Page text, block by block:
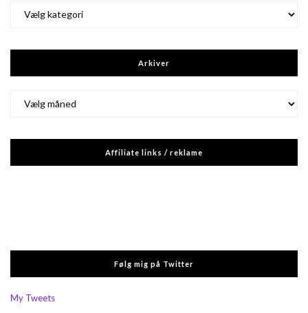
Arkiver
Affiliate links / reklame
Følg mig på Twitter
My Tweets